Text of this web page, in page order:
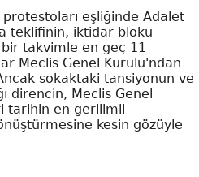
eşliğinde Adalet
teklifinin, iktidar bloku
bir takvimle en geç 11
Meclis Genel Kurulu'ndan
sokaktaki tansiyonun ve
direncin, Meclis Genel
tarihin en gerilimli
kesin gözüyle